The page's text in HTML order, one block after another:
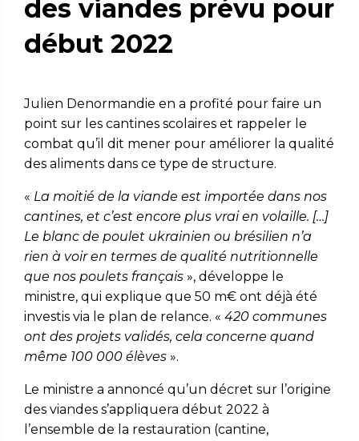
des viandes prévu pour
début 2022
Julien Denormandie en a profité pour faire un
point sur les cantines scolaires et rappeler le
combat qu’il dit mener pour améliorer la qualité
des aliments dans ce type de structure.
« La moitié de la viande est importée dans nos
cantines, et c’est encore plus vrai en volaille. […]
Le blanc de poulet ukrainien ou brésilien n’a
rien à voir en termes de qualité nutritionnelle
que nos poulets français », développe le
ministre, qui explique que 50 m€ ont déjà été
investis via le plan de relance. « 420 communes
ont des projets validés, cela concerne quand
même 100 000 élèves ».
Le ministre a annoncé qu’un décret sur l’origine
des viandes s’appliquera début 2022 à
l’ensemble de la restauration (cantine,